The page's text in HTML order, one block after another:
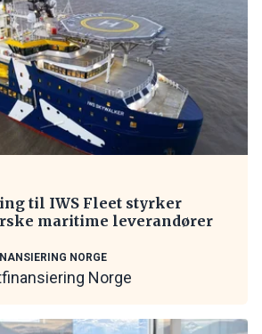
til IWS Fleet styrker
maritime leverandører
NORGE
Norge